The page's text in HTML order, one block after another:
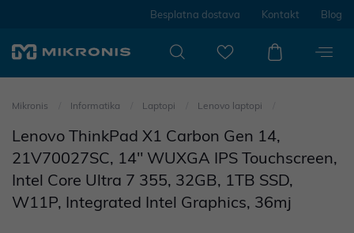
Besplatna dostava Kontakt Blog
Mikronis Informatika Laptopi Lenovo laptopi
Lenovo ThinkPad X1 Carbon Gen 14,
21V70027SC, 14" WUXGA IPS Touchscreen,
Intel Core Ultra 7 355, 32GB, 1TB SSD,
W11P, Integrated Intel Graphics, 36mj